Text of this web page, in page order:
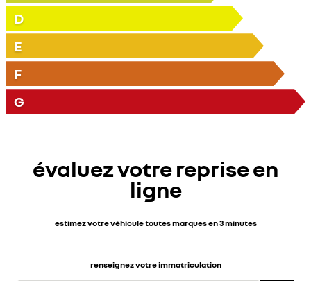
D
E
F
G
évaluez votre reprise en
ligne
estimez votre véhicule toutes marques en 3 minutes
renseignez votre immatriculation